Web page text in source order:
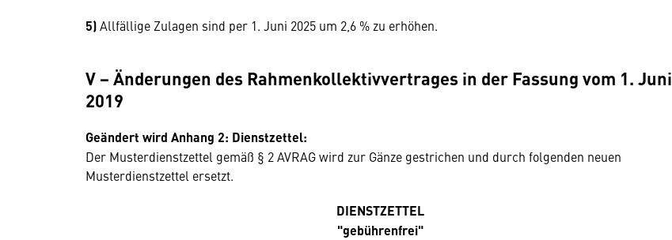
5)Allfällige Zulagen sind per 1. Juni 2025 um 2,6 % zu erhöhen.
V − Änderungen des Rahmenkollektivvertrages in der Fassung vom 1. Juni
2019
Geändert wird Anhang 2: Dienstzettel:
Der Musterdienstzettel gemäß § 2 AVRAG wird zur Gänze gestrichen und durch folgenden neuen
Musterdienstzettel ersetzt.
DIENSTZETTEL
"gebührenfrei"